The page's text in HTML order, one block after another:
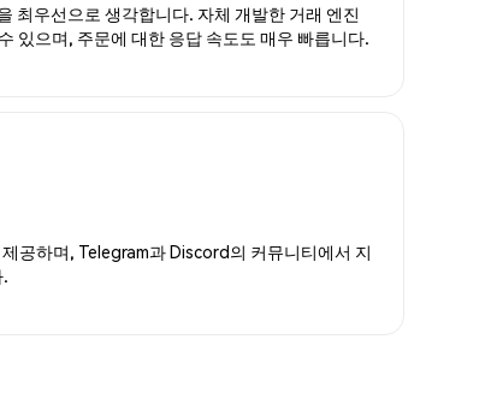
최우선으로 생각합니다. 자체 개발한 거래 엔진
있으며, 주문에 대한 응답 속도도 매우 빠릅니다.
공하며, Telegram과 Discord의 커뮤니티에서 지